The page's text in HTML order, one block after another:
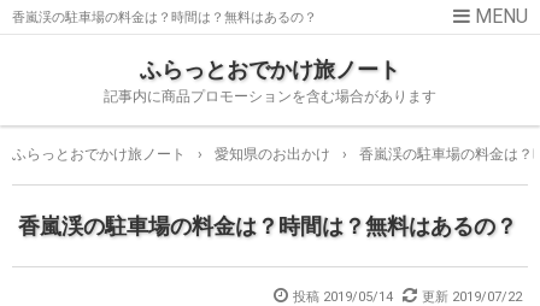
香嵐渓の駐車場の料金は？時間は？無料はあるの？
ふらっとおでかけ旅ノート
記事内に商品プロモーションを含む場合があります
ふらっとおでかけ旅ノート › 愛知県のお出かけ › 香嵐渓の駐車場の料金は？
香嵐渓の駐車場の料金は？時間は？無料はあるの？
投稿 2019/05/14 更新 2019/07/22